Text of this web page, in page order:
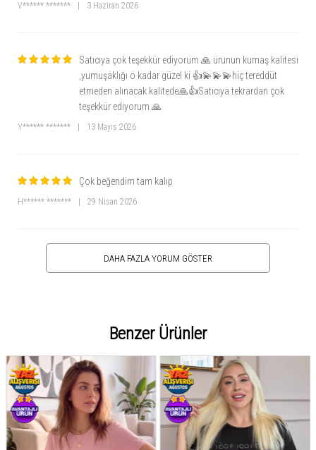
V****** ******* 3 Haziran 2026
Satıcıya çok teşekkür ediyorum 🙏 ürunun kumaş kalitesi
,yumuşaklığı o kadar güzel ki 👍💫💫💫hiç tereddüt
etmeden alınacak kalitede🙏👍Satıcıya tekrardan çok
teşekkür ediyorum 🙏
Y****** ******* 13 Mayıs 2026
Çok beğendim tam kalıp
H****** ******* 29 Nisan 2026
DAHA FAZLA YORUM GÖSTER
Benzer Ürünler